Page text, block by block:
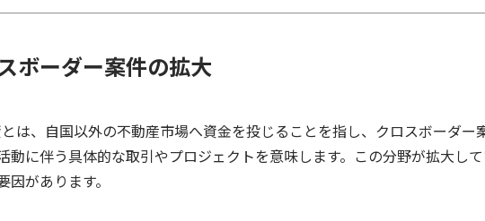
ボーダー案件の拡大
は、自国以外の不動産市場へ資金を投じることを指し、クロスボーダー
動に伴う具体的な取引やプロジェクトを意味します。この分野が拡大し
があります。